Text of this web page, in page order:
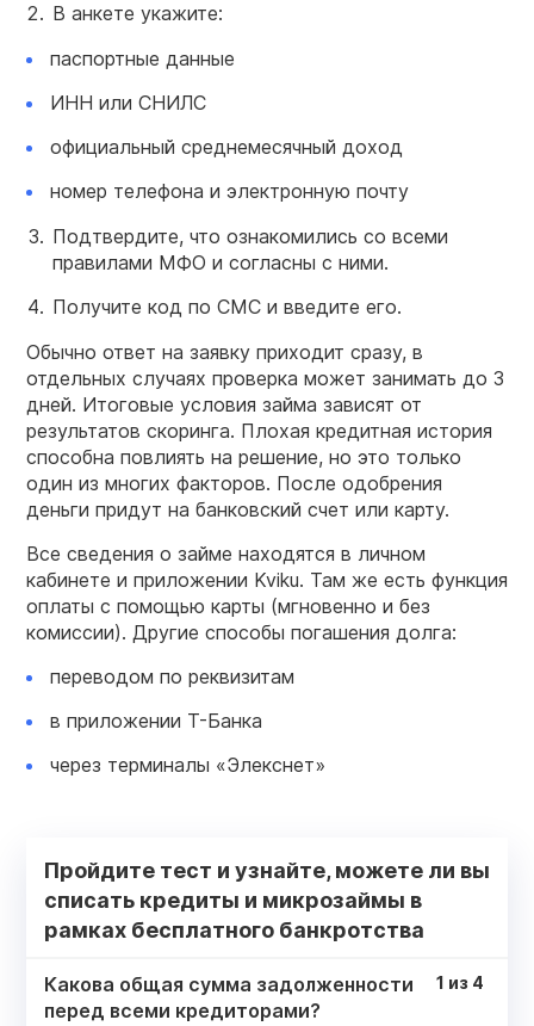
В анкете укажите:
паспортные данные
ИНН или СНИЛС
официальный среднемесячный доход
номер телефона и электронную почту
Подтвердите, что ознакомились со всеми
правилами МФО и согласны с ними.
Получите код по СМС и введите его.
Обычно ответ на заявку приходит сразу, в
отдельных случаях проверка может занимать до 3
дней. Итоговые условия займа зависят от
результатов скоринга. Плохая кредитная история
способна повлиять на решение, но это только
один из многих факторов. После одобрения
деньги придут на банковский счет или карту.
Все сведения о займе находятся в личном
кабинете и приложении Kviku. Там же есть функция
оплаты с помощью карты (мгновенно и без
комиссии). Другие способы погашения долга:
переводом по реквизитам
в приложении Т-Банка
через терминалы «Элекснет»
Пройдите тест и узнайте, можете ли вы
списать кредиты и микрозаймы в
рамках бесплатного банкротства
Какова общая сумма задолженности
перед всеми кредиторами?
1 из 4